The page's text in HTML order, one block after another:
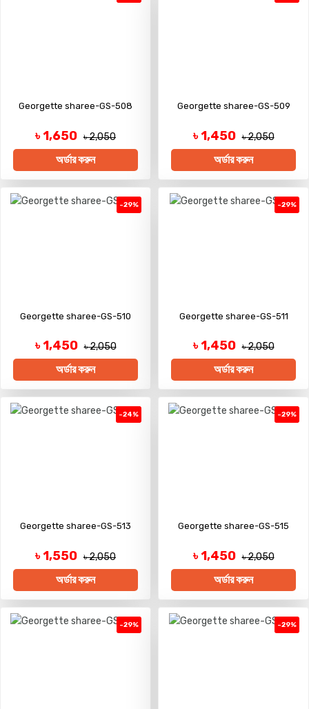
Georgette sharee-GS-508
৳ 1,650 ৳ 2,050
অর্ডার করুন
Georgette sharee-GS-509
৳ 1,450 ৳ 2,050
অর্ডার করুন
-29%
Georgette sharee-GS-510
৳ 1,450 ৳ 2,050
অর্ডার করুন
-29%
Georgette sharee-GS-511
৳ 1,450 ৳ 2,050
অর্ডার করুন
-24%
Georgette sharee-GS-513
৳ 1,550 ৳ 2,050
অর্ডার করুন
-29%
Georgette sharee-GS-515
৳ 1,450 ৳ 2,050
অর্ডার করুন
-29% -29%